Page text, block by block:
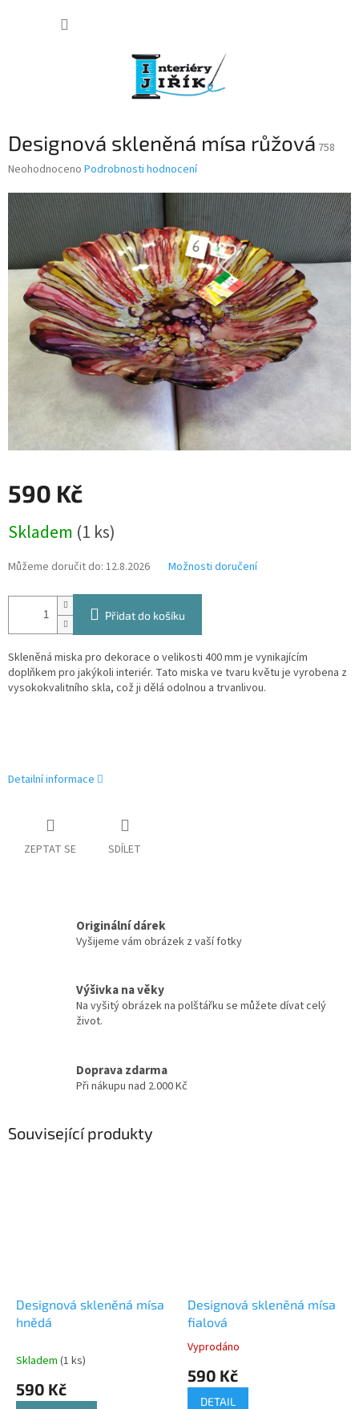
Designová skleněná mísa růžová 758
Průměrné
produktu
je
0,0
z
5
hvězdiček.
Neohodnoceno Podrobnosti hodnocení
590 Kč
cena:
Skladem (1 ks)
Můžeme doručit do: 12.8.2026 Možnosti doručení
Přidat do košíku
Skleněná miska pro dekorace o velikosti 400 mm je vynikajícím
doplňkem pro jakýkoli interiér. Tato miska ve tvaru květu je vyrobena z
vysokokvalitního skla, což ji dělá odolnou a trvanlivou.
Detailní informace
ZEPTAT SE SDÍLET
Originální dárek
Vyšijeme vám obrázek z vaší fotky
Výšivka na věky
Na vyšitý obrázek na polštářku se můžete dívat celý
život.
Doprava zdarma
Při nákupu nad 2.000 Kč
Související produkty
Designová skleněná mísa
hnědá
Skladem (1 ks)
590 Kč
Designová skleněná mísa
fialová
Průměrné
produktu
Vyprodáno
590 Kč
DETAIL